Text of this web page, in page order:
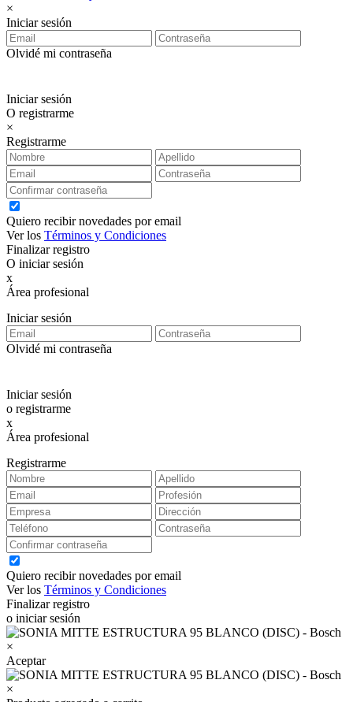
×
Iniciar sesión
Olvidé mi contraseña
Iniciar sesión
O registrarme
×
Registrarme
Quiero recibir novedades por email
Ver los Términos y Condiciones
Finalizar registro
O iniciar sesión
x
Área profesional
Iniciar sesión
Olvidé mi contraseña
Iniciar sesión
o registrarme
x
Área profesional
Registrarme
Quiero recibir novedades por email
Ver los Términos y Condiciones
Finalizar registro
o iniciar sesión
×
Aceptar
×